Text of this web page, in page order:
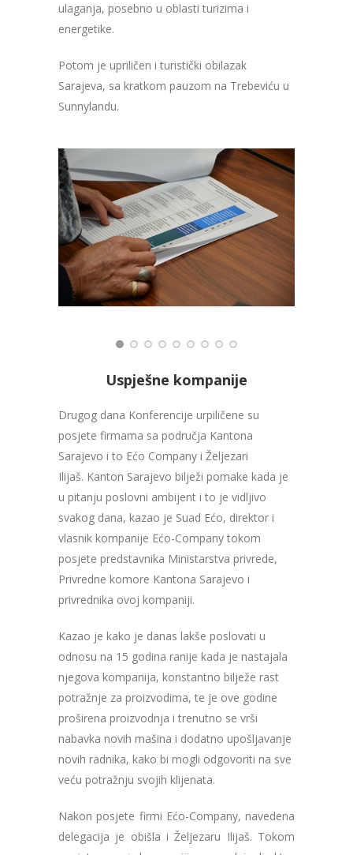
ulaganja, posebno u oblasti turizima i
energetike.
Potom je upriličen i turistički obilazak
Sarajeva, sa kratkom pauzom na Trebeviću u
Sunnylandu.
Uspješne kompanije
Drugog dana Konferencije urpiličene su
posjete firmama sa područja Kantona
Sarajevo i to Ećo Company i Željezari
Ilijaš. Kanton Sarajevo bilježi pomake kada je
u pitanju poslovni ambijent i to je vidljivo
svakog dana, kazao je Suad Ećo, direktor i
vlasnik kompanije Ećo-Company tokom
posjete predstavnika Ministarstva privrede,
Privredne komore Kantona Sarajevo i
privrednika ovoj kompaniji.
Kazao je kako je danas lakše poslovati u
odnosu na 15 godina ranije kada je nastajala
njegova kompanija, konstantno bilježe rast
potražnje za proizvodima, te je ove godine
proširena proizvodnja i trenutno se vrši
nabavka novih mašina i dodatno upošljavanje
novih radnika, kako bi mogli odgovoriti na sve
veću potražnju svojih klijenata.
Nakon posjete firmi Ećo-Company, navedena
delegacija je obišla i Željezaru Ilijaš. Tokom